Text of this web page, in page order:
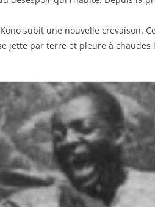
subit une nouvelle crevaison.
jette par terre et pleure à chaudes